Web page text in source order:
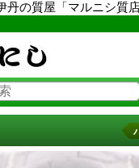
の質屋「マルニシ質店